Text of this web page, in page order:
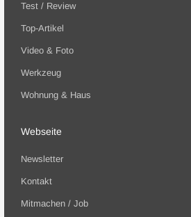
Test / Review
Top-Artikel
Video & Foto
Werkzeug
Wohnung & Haus
Webseite
Newsletter
Kontakt
Mitmachen / Job